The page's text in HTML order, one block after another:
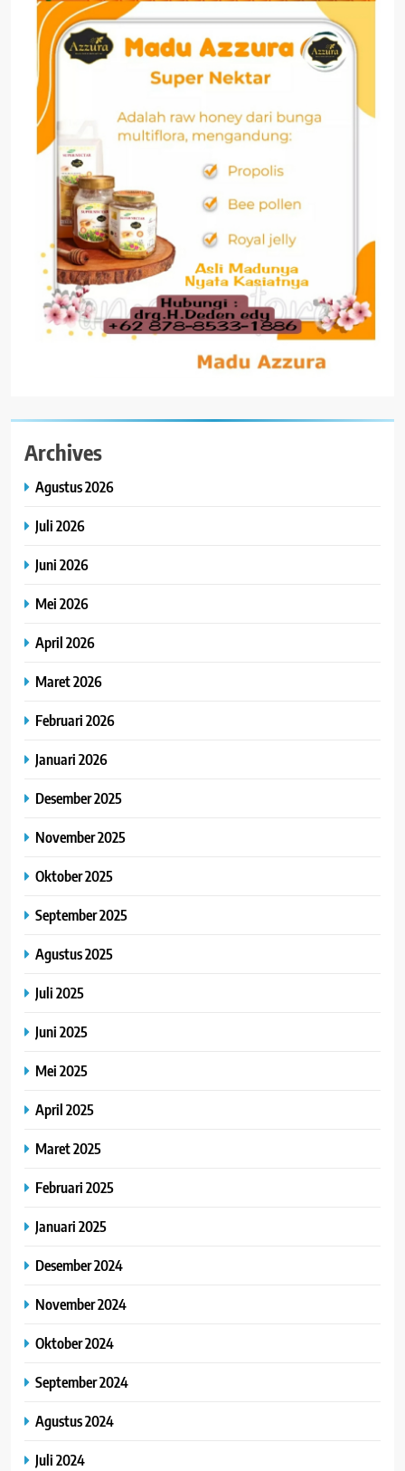
Archives
Agustus 2026
Juli 2026
Juni 2026
Mei 2026
April 2026
Maret 2026
Februari 2026
Januari 2026
Desember 2025
November 2025
Oktober 2025
September 2025
Agustus 2025
Juli 2025
Juni 2025
Mei 2025
April 2025
Maret 2025
Februari 2025
Januari 2025
Desember 2024
November 2024
Oktober 2024
September 2024
Agustus 2024
Juli 2024